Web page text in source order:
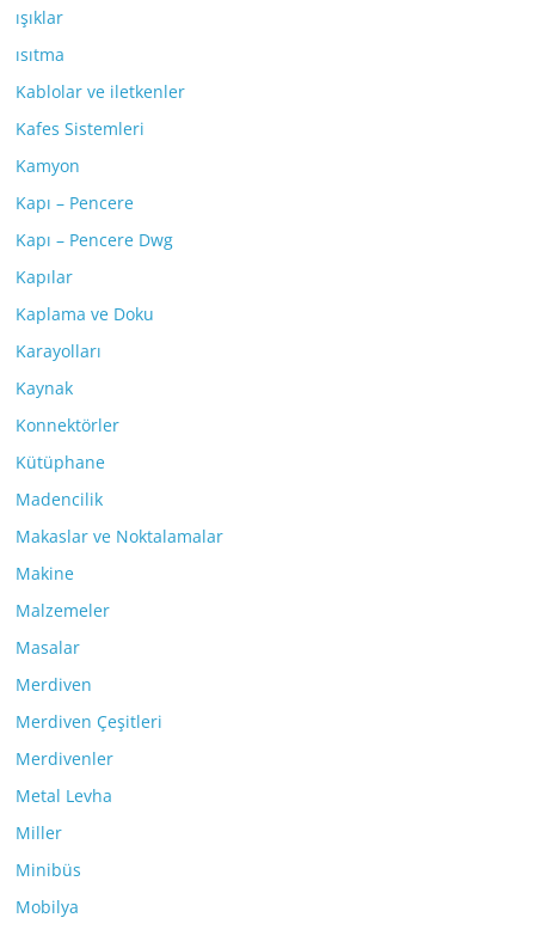
ışıklar
ısıtma
Kablolar ve iletkenler
Kafes Sistemleri
Kamyon
Kapı – Pencere
Kapı – Pencere Dwg
Kapılar
Kaplama ve Doku
Karayolları
Kaynak
Konnektörler
Kütüphane
Madencilik
Makaslar ve Noktalamalar
Makine
Malzemeler
Masalar
Merdiven
Merdiven Çeşitleri
Merdivenler
Metal Levha
Miller
Minibüs
Mobilya